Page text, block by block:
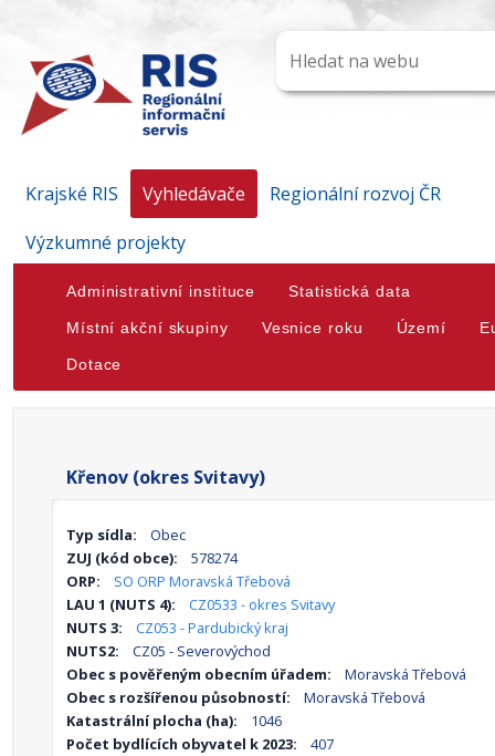
Krajské RIS Vyhledávače
Regionální rozvoj ČR
Výzkumné projekty
Administrativní instituce Statistická data
Místní akční skupiny Vesnice roku Území
Dotace
Křenov (okres Svitavy)
Typ sídla:
Obec
ZUJ (kód obce):
578274
ORP:
SO ORP Moravská Třebová
LAU 1 (NUTS 4):
CZ0533 - okres Svitavy
NUTS 3:
CZ053 - Pardubický kraj
NUTS2:
CZ05 - Severovýchod
Obec s pověřeným obecním úřadem:
Moravská Třebová
Obec s rozšířenou působností:
Moravská Třebová
Katastrální plocha (ha):
1046
Počet bydlících obyvatel k 2023:
407